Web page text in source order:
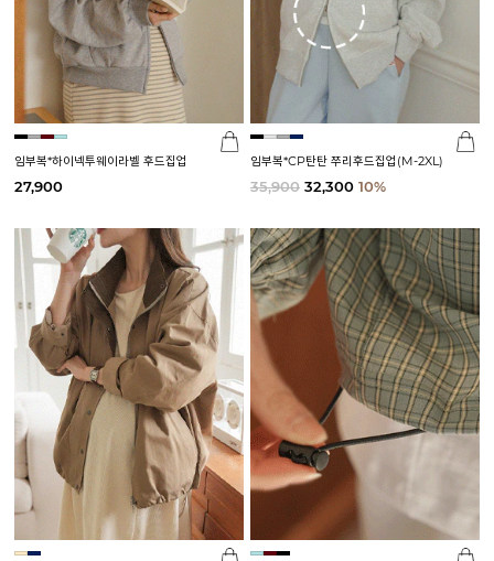
임부복*하이넥투웨이라벨 후드집업
27,900
임부복*CP탄탄 쭈리후드집업(M-2XL)
35,900 32,300 10%